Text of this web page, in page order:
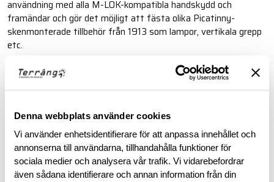
Denna webbplats använder cookies
Vi använder enhetsidentifierare för att anpassa innehållet och
annonserna till användarna, tillhandahålla funktioner för
sociala medier och analysera vår trafik. Vi vidarebefordrar
även sådana identifierare och annan information från din
användning med alla M-LOK-kompatibla handskydd och
framändar och gör det möjligt att fästa olika Picatinny-
skenmonterade tillbehör från 1913 som lampor, vertikala grepp
etc.
Läs mer
BESKRIVNING
RECENSIONER